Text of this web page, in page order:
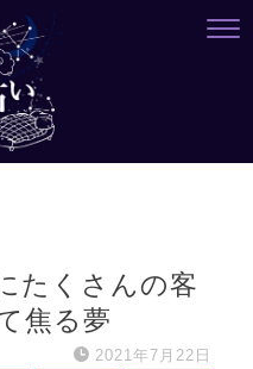
たくさんの客
焦る夢
2021年7月22日